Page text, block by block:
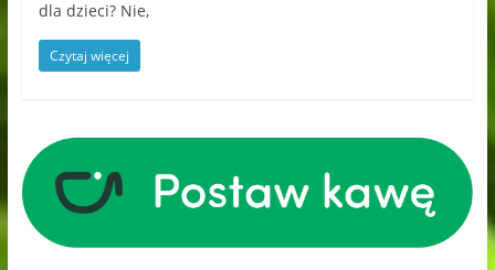
dla dzieci? Nie,
Czytaj więcej